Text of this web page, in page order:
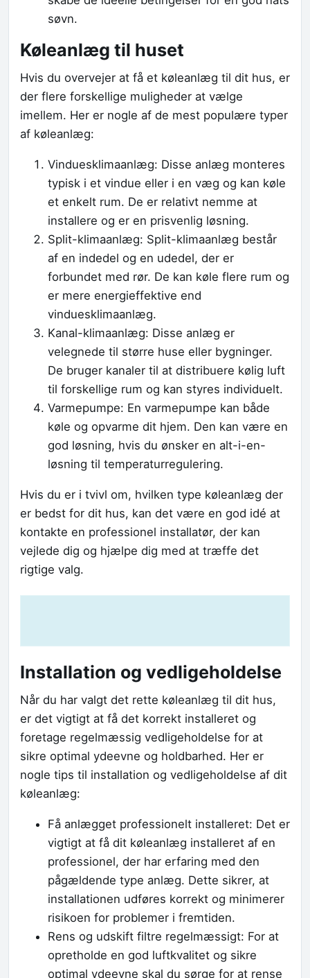
søvn.
Køleanlæg til huset
Hvis du overvejer at få et køleanlæg til dit hus, er
der flere forskellige muligheder at vælge
imellem. Her er nogle af de mest populære typer
af køleanlæg:
Vinduesklimaanlæg: Disse anlæg monteres
typisk i et vindue eller i en væg og kan køle
et enkelt rum. De er relativt nemme at
installere og er en prisvenlig løsning.
Split-klimaanlæg: Split-klimaanlæg består
af en indedel og en udedel, der er
forbundet med rør. De kan køle flere rum og
er mere energieffektive end
vinduesklimaanlæg.
Kanal-klimaanlæg: Disse anlæg er
velegnede til større huse eller bygninger.
De bruger kanaler til at distribuere kølig luft
til forskellige rum og kan styres individuelt.
Varmepumpe: En varmepumpe kan både
køle og opvarme dit hjem. Den kan være en
god løsning, hvis du ønsker en alt-i-en-
løsning til temperaturregulering.
Hvis du er i tvivl om, hvilken type køleanlæg der
er bedst for dit hus, kan det være en god idé at
kontakte en professionel installatør, der kan
vejlede dig og hjælpe dig med at træffe det
rigtige valg.
Installation og vedligeholdelse
Når du har valgt det rette køleanlæg til dit hus,
er det vigtigt at få det korrekt installeret og
foretage regelmæssig vedligeholdelse for at
sikre optimal ydeevne og holdbarhed. Her er
nogle tips til installation og vedligeholdelse af dit
køleanlæg:
Få anlægget professionelt installeret: Det er
vigtigt at få dit køleanlæg installeret af en
professionel, der har erfaring med den
pågældende type anlæg. Dette sikrer, at
installationen udføres korrekt og minimerer
risikoen for problemer i fremtiden.
Rens og udskift filtre regelmæssigt: For at
opretholde en god luftkvalitet og sikre
optimal ydeevne skal du sørge for at rense